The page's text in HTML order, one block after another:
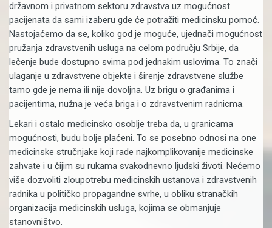
državnom i privatnom sektoru zdravstva uz mogućnost
pacijenata da sami izaberu gde će potražiti medicinsku pomoć.
Nastojaćemo da se, koliko god je moguće, ujednači mogućnost
pružanja zdravstvenih usluga na celom području Srbije, da
lečenje bude dostupno svima pod jednakim uslovima. To znači
ulaganje u zdravstvene objekte i širenje zdravstvene službe
tamo gde je nema ili nije dovoljna. Uz brigu o građanima i
pacijentima, nužna je veća briga i o zdravstvenim radnicma.
Lekari i ostalo medicinsko osoblje treba da, u granicama
mogućnosti, budu bolje plaćeni. To se posebno odnosi na one
medicinske stručnjake koji rade najkomplikovanije medicinske
zahvate i u čijim su rukama svakodnevno ljudski životi. Nećemo
više dozvoliti zloupotrebu medicinskih ustanova i zdravstvenih
radnika u političko propagandne svrhe, u obliku stranačkih
organizacija medicinskih usluga, kojima se obmanjuje
stanovništvo.